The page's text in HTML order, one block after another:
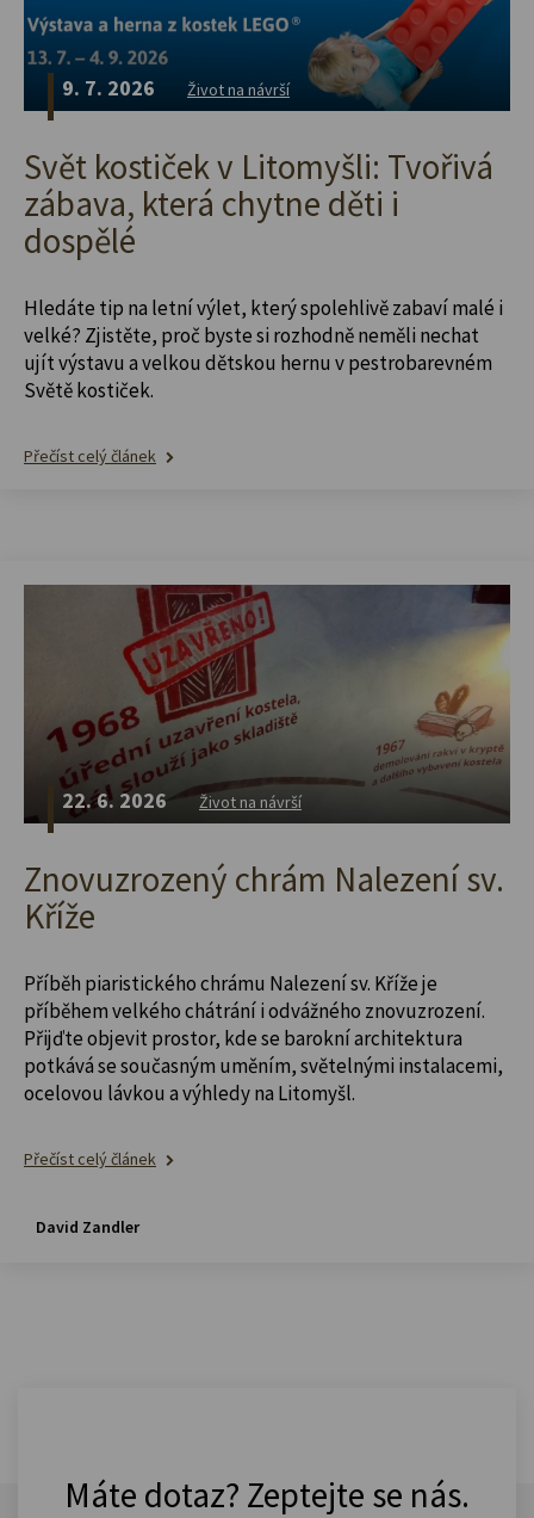
9. 7. 2026 Život na návrší
Svět kostiček v Litomyšli: Tvořivá
zábava, která chytne děti i
dospělé
Hledáte tip na letní výlet, který spolehlivě zabaví malé i
velké? Zjistěte, proč byste si rozhodně neměli nechat
ujít výstavu a velkou dětskou hernu v pestrobarevném
Světě kostiček.
Přečíst celý článek
22. 6. 2026 Život na návrší
Znovuzrozený chrám Nalezení sv.
Kříže
Příběh piaristického chrámu Nalezení sv. Kříže je
příběhem velkého chátrání i odvážného znovuzrození.
Přijďte objevit prostor, kde se barokní architektura
potkává se současným uměním, světelnými instalacemi,
ocelovou lávkou a výhledy na Litomyšl.
Přečíst celý článek
David Zandler
Máte dotaz? Zeptejte se nás.